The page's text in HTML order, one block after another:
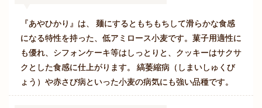
『あやひかり』は、 麺にするともちもちして滑らかな食感
になる特性を持った、低アミロース小麦です。菓子用適性に
も優れ、シフォンケーキ等はしっとりと、クッキーはサクサ
クとした食感に仕上がります。 縞萎縮病（しまいしゅくび
ょう）や赤さび病といった小麦の病気にも強い品種です。